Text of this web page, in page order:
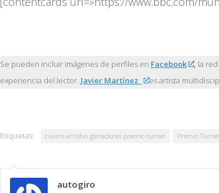
Se pueden incluir imágenes de perfiles en Facebook , la
experiencia del lector. Javier Martínez es artista
Etiquetas: cuatro artistas ganadores premio turner Premio Turner
autogiro